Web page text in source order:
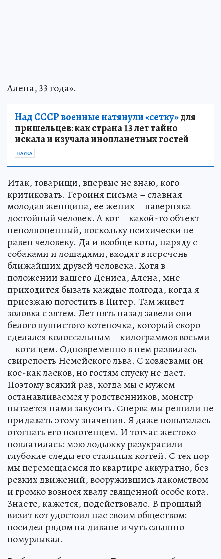
Алена, 33 года».
Над СССР военные натянули «сетку»для
пришельцев: как страна 13 лет тайно
искала и изучала инопланетных гостей
НАУКА
Итак, товарищи, впервые не знаю, кого
критиковать. Героиня письма – славная
молодая женщина, ее жених – наверняка
достойный человек. А кот – какой-то объект
неполноценный, поскольку психически не
равен человеку. Да и вообще коты, наряду с
собаками и лошадями, входят в перечень
ближайших друзей человека. Хотя в
положении вашего Дениса, Алена, мне
приходится бывать каждые полгода, когда я
приезжаю погостить в Питер. Там живет
золовка с зятем. Лет пять назад завели они
белого пушистого котеночка, который скоро
сделался колоссальным – килограммов восьми
– котищем. Одновременно в нем развилась
свирепость Немейского льва. С хозяевами он
кое-как ласков, но гостям спуску не дает.
Поэтому всякий раз, когда мы с мужем
останавливаемся у родственников, монстр
пытается нами закусить. Сперва мы решили не
придавать этому значения. Я даже попыталась
отогнать его полотенцем. И тотчас жестоко
поплатилась: мою лодыжку разукрасили
глубокие следы его стальных когтей. С тех пор
мы перемещаемся по квартире аккуратно, без
резких движений, вооружившись лакомством
и громко вознося хвалу священной особе кота.
Знаете, кажется, подействовало. В прошлый
визит кот удостоил нас своим обществом:
посидел рядом на диване и чуть слышно
помурлыкал.